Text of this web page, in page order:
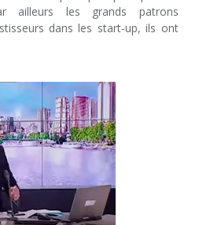
ailleurs les grands patrons
dans les start-up, ils ont